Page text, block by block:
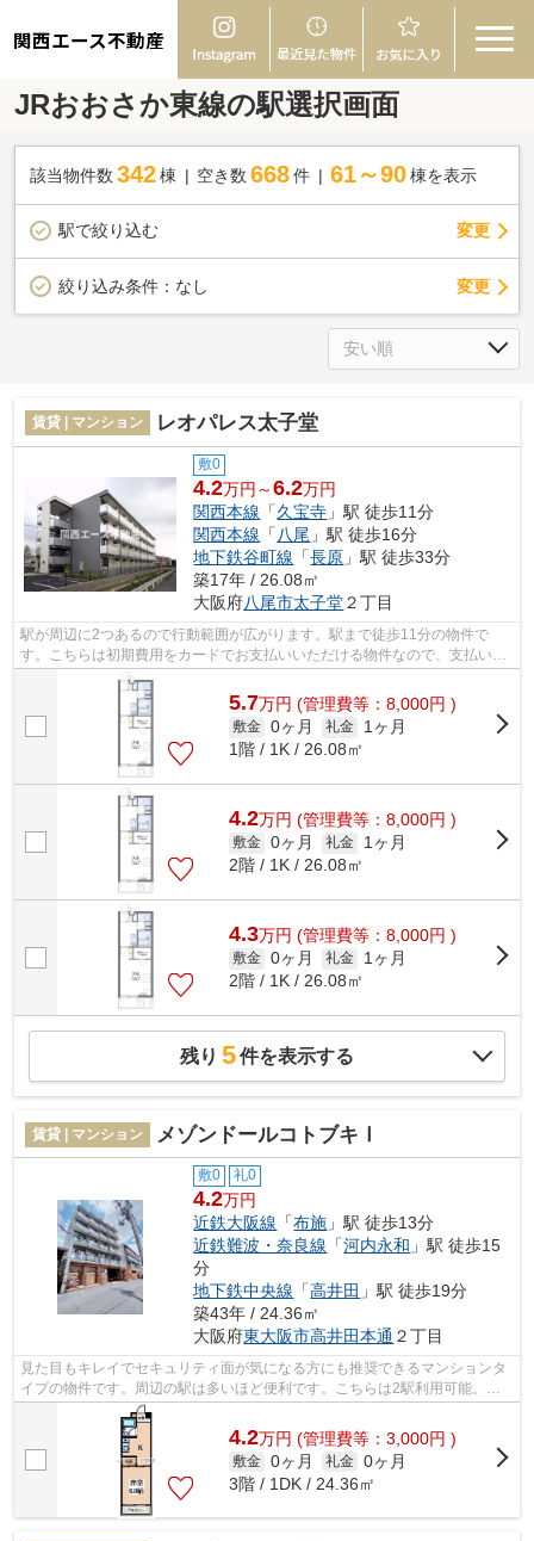
関西エース不動産
JRおおさか東線の駅選択画面
該当物件数 342棟 空き数 668 件 61～90 棟を表示
駅で絞り込む 変更
絞り込み条件： なし 変更
賃貸 | マンション レオパレス太子堂
敷0
4.2万円～6.2万円
関西本線 「久宝寺 」駅 徒歩11分
関西本線 「 八尾 」駅 徒歩16分
地下鉄谷町線 「長原 」駅 徒歩33分
築17年 / 26.08㎡
大阪府八尾市太子堂２丁目
駅が周辺に2つあるので行動範囲が広がります。駅まで徒歩11分の物件で
す。こちらは初期費用をカードでお支払いいただける物件なので、支払い手
続きの手間が省けます。防犯対策もバッチ...
5.7万円 (管理費等：8,000円 )
敷金 0ヶ月 礼金
1ヶ月
1階 / 1K / 26.08㎡
4.2万円 (管理費等：8,000円 )
敷金 0ヶ月 礼金
1ヶ月
2階 / 1K / 26.08㎡
4.3万円 (管理費等：8,000円 )
敷金 0ヶ月 礼金
1ヶ月
2階 / 1K / 26.08㎡
残り 5件を表示する
賃貸 | マンション メゾンドールコトブキⅠ
敷0 礼0
4.2万円
近鉄大阪線 「布施 」駅 徒歩13分
近鉄難波・奈良線 「河内永和 」駅 徒歩15
分
地下鉄中央線 「高井田 」駅 徒歩19分
築43年 / 24.36㎡
大阪府東大阪市高井田本通 ２丁目
見た目もキレイでセキュリティ面が気になる方にも推奨できるマンションタ
イプの物件です。周辺の駅は多いほど便利です。こちらは2駅利用可能。歩
いて13分ほどで、駅までアクセスできる...
4.2万円 (管理費等：3,000円 )
敷金 0ヶ月 礼金 0ヶ月
3階 / 1DK / 24.36㎡